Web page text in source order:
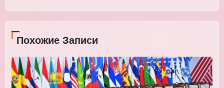
Похожие Записи